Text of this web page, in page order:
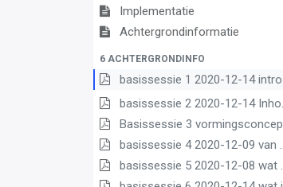
Implementatie
Achtergrondinformatie
6 ACHTERGRONDINFO
basissessie 1 2020-12-14 intro (2) (2) (1) (1)
basissessie 2 2020-12-14 Inhoud en opbouw (2) (1) (1)
Basissessie 3 vormingsconcept (1)
basissessie 4 2020-12-09 van matrix nr leerplannen pdf (1) (1)
basissessie 5 2020-12-08 wat we borgen pdf (1) (1)